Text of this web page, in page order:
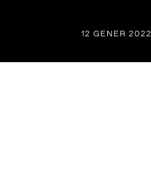
12 GENER 2022